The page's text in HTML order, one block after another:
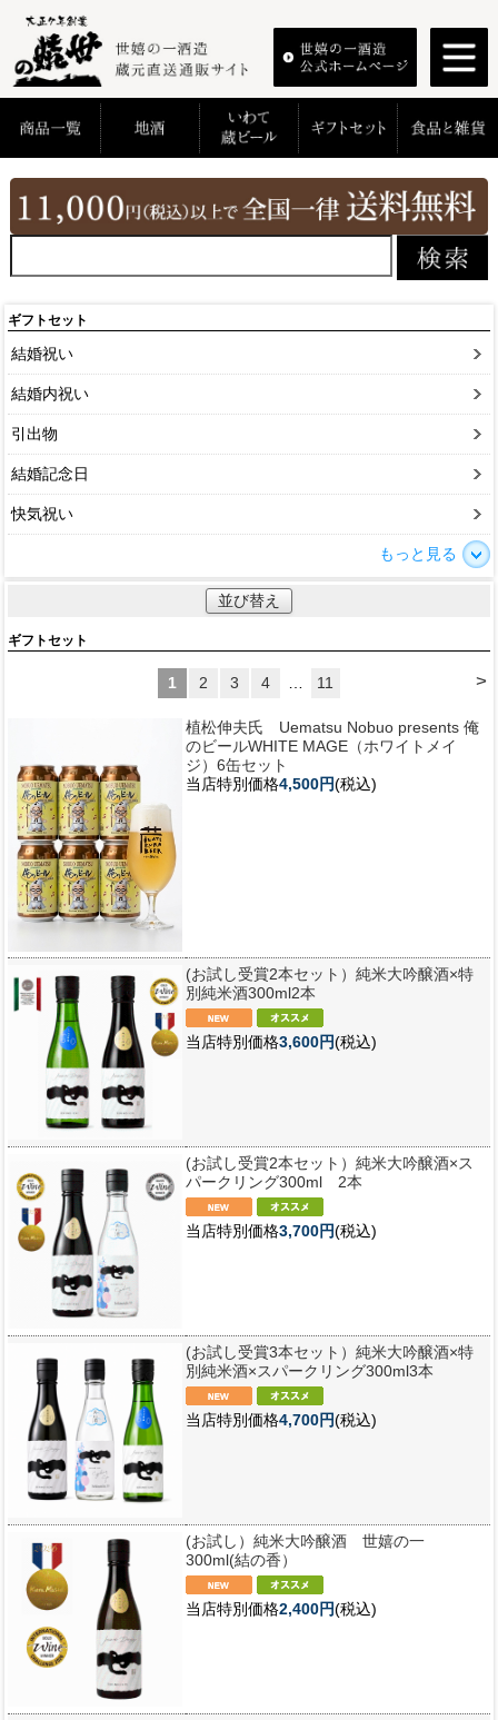
ギフトセット
結婚祝い
結婚内祝い
引出物
結婚記念日
快気祝い
もっと見る
並び替え
ギフトセット
>
1 2 3 4 … 11
植松伸夫氏 Uematsu Nobuo presents 俺
のビールWHITE MAGE（ホワイトメイ
ジ）6缶セット
当店特別価格4,500円(税込)
(お試し受賞2本セット）純米大吟醸酒×特
別純米酒300ml2本
当店特別価格3,600円(税込)
(お試し受賞2本セット）純米大吟醸酒×ス
パークリング300ml 2本
当店特別価格3,700円(税込)
(お試し受賞3本セット）純米大吟醸酒×特
別純米酒×スパークリング300ml3本
当店特別価格4,700円(税込)
(お試し）純米大吟醸酒 世嬉の一
300ml(結の香）
当店特別価格2,400円(税込)